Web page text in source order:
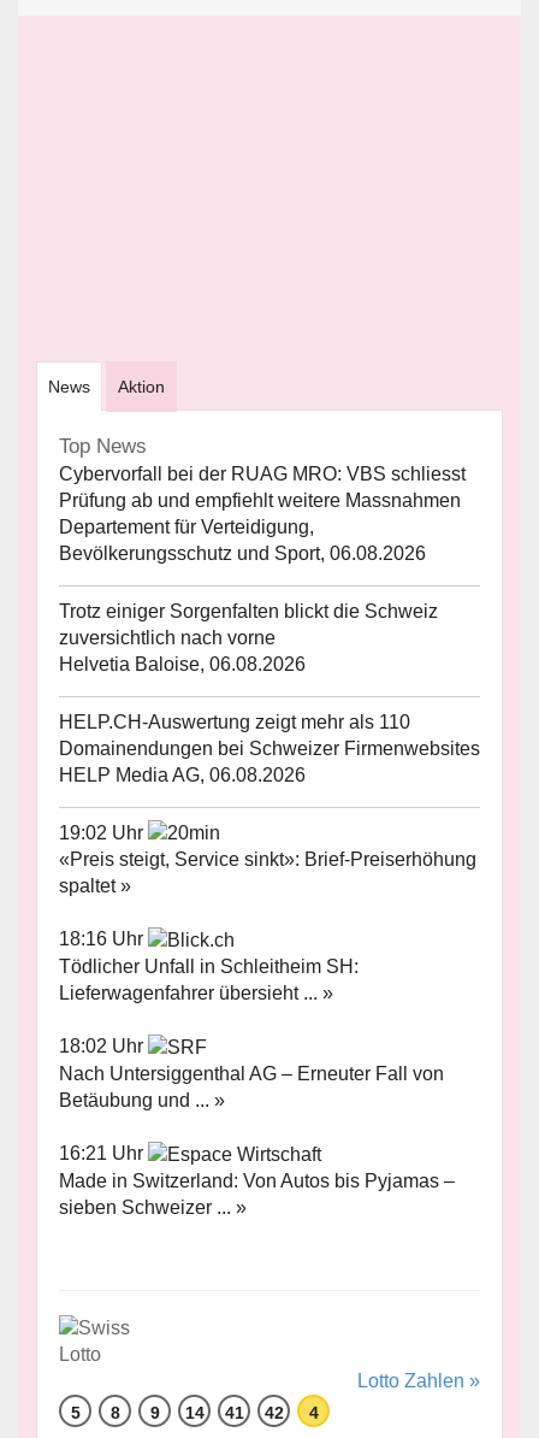
News Aktion
Top News
Cybervorfall bei der RUAG MRO: VBS schliesst
Prüfung ab und empfiehlt weitere Massnahmen
Departement für Verteidigung,
Bevölkerungsschutz und Sport, 06.08.2026
Trotz einiger Sorgenfalten blickt die Schweiz
zuversichtlich nach vorne
Helvetia Baloise, 06.08.2026
HELP.CH-Auswertung zeigt mehr als 110
Domainendungen bei Schweizer Firmenwebsites
HELP Media AG, 06.08.2026
19:02 Uhr
«Preis steigt, Service sinkt»: Brief-Preiserhöhung
spaltet »
18:16 Uhr
Tödlicher Unfall in Schleitheim SH:
Lieferwagenfahrer übersieht ... »
18:02 Uhr
Nach Untersiggenthal AG – Erneuter Fall von
Betäubung und ... »
16:21 Uhr
Made in Switzerland: Von Autos bis Pyjamas –
sieben Schweizer ... »
Lotto Zahlen »
5 8 9 14 41 42 4